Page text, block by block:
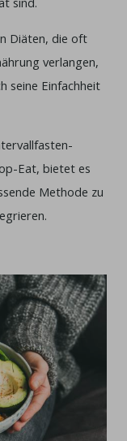
Diäten, die oft
verlangen,
seine Einfachheit
Eat, bietet es
Methode zu